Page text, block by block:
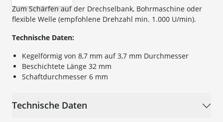
Zum Schärfen auf der Drechselbank, Bohrmaschine oder
flexible Welle (empfohlene Drehzahl min. 1.000 U/min).
Technische Daten:
Kegelförmig von 8,7 mm auf 3,7 mm Durchmesser
Beschichtete Länge 32 mm
Schaftdurchmesser 6 mm
Technische Daten